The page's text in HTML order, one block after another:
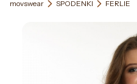
movswear SPODENKI FERLIE